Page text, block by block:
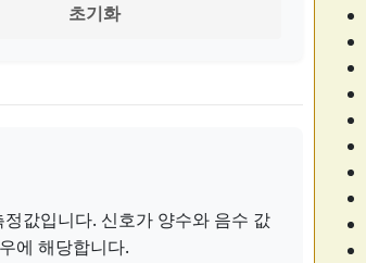
초기화
값입니다. 신호가 양수와 음수 값
에 해당합니다.